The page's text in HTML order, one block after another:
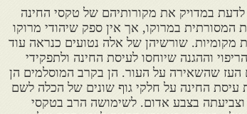
במדויק את מקורותיהם של טקסי החינה
המסורתית במרוקו, אך אין ספק שיהודי מרוקו
מקומיות. שורשיהן של אלה נטועים כנראה עוד
וההגנה שיוחסו לעיסת החינה ולתפקידי
שהשאירה על העור. הן בקרב המוסלמים הן
עיסת החינה על חלקי גוף שונים של הכלה לשם
וצביעתה בצבע אדום. לשימושה הרב בטקסי